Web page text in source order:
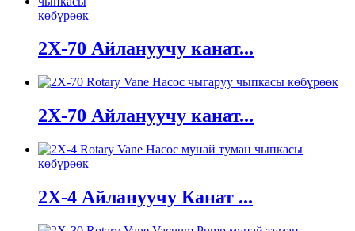
көбүрөөк
2X-70 Айлануучу канат...
көбүрөөк
2X-70 Айлануучу канат...
көбүрөөк
2X-4 Айлануучу Канат ...